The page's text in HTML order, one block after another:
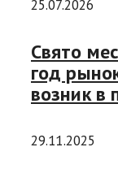
25.07.2026
Свято
год
возник в
29.11.2025